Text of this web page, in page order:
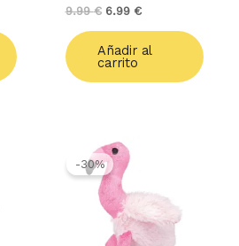
9.99€ 6.99 €
Añadir al
carrito
-30%
El
precio
original
era:
9.99 €.
6.99 €.